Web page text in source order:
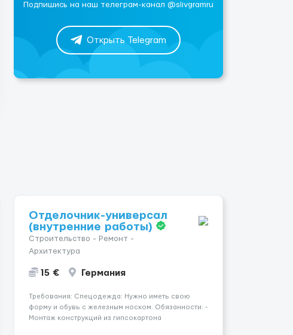
Подпишись на наш телеграм-канал @slivgramru
Открыть Telegram
Отделочник-универсал
(внутренние работы)
Строительство - Ремонт -
Архитектура
15 € Германия
Требования: Спецодежда: Нужно иметь свою
форму и обувь с железным носком. Обязанности: -
Монтаж конструкций из гипсокартона